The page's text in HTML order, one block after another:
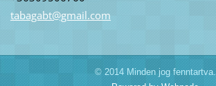
tabagabt@gmail.com
© 2014 Minden jog fenntartva.